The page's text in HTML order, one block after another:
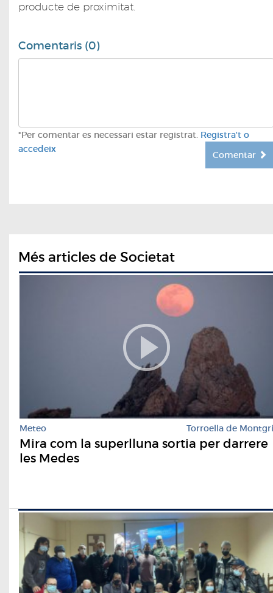
producte de proximitat.
Comentaris (0)
*Per comentar es necessari estar registrat. Registra't o
accedeix
Comentar
Més articles de Societat
Meteo Torroella de Montgrí
Mira com la superlluna sortia per darrere
les Medes